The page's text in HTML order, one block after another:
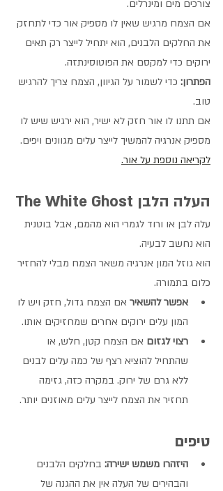
צורכים מים ומינרלים.
אם הצמח מרגיש שאין לו מספיק אור כדי לתחזק
את החלקים הלבנים, הוא יתחיל לייצר רק תאים
ירוקים כדי למקסם את הפוטוסינתזה.
הפתרון: כדי לשמור על הגיוון, הצמח צריך להרגיש
טוב.
אם תתנו לו אור חזק לא ישיר, הוא ירגיש שיש לו
מספיק אנרגיה להמשיך לייצר עלים מגוונים ויפים.
לקריאה נוספת על אור.
העלה הלבן The White Ghost
עלה לבן או ורוד לגמרי הוא מהמם, אבל בוטנית
הוא נחשב לבעיה.
הוא גוזל המון אנרגיה משאר הצמח מבלי להחזיר
כלום בתמורה.
אפשר להשאיר אם הצמח גדול, חזק ויש לו
המון עלים ירוקים אחרים שמחזיקים אותו.
רצוי לגזום אם הצמח קטן, חלש, או
שהתחיל להוציא רצף של כמה עלים לבנים
ללא גרם של ירוק. במקרה כזה, גזימה
תחזיר את הצמח לייצר עלים מאוזנים יותר.
טיפים
היזהרו משמש ישירה: בחלקים הלבנים
והבהירים של העלה אין את ההגנה של